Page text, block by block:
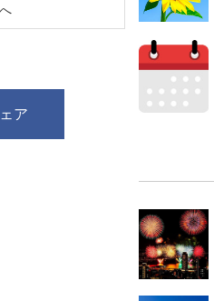
ア